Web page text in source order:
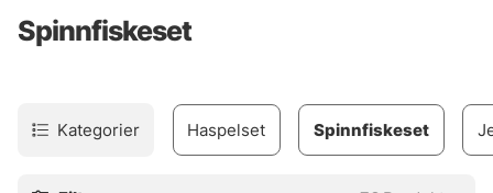
Spinnfiskeset
Kategorier Haspelset Spinnfiskeset